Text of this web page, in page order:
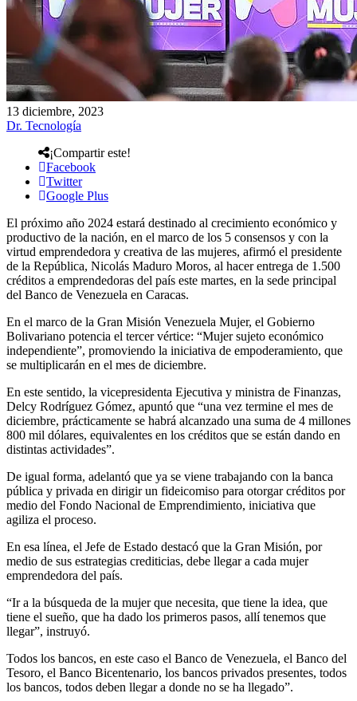
13 diciembre, 2023
Dr. Tecnología
¡Compartir este!
Facebook
Twitter
Google Plus
El próximo año 2024 estará destinado al crecimiento económico y
productivo de la nación, en el marco de los 5 consensos y con la
virtud emprendedora y creativa de las mujeres, afirmó el presidente
de la República, Nicolás Maduro Moros, al hacer entrega de 1.500
créditos a emprendedoras del país este martes, en la sede principal
del Banco de Venezuela en Caracas.
En el marco de la Gran Misión Venezuela Mujer, el Gobierno
Bolivariano potencia el tercer vértice: “Mujer sujeto económico
independiente”, promoviendo la iniciativa de empoderamiento, que
se multiplicarán en el mes de diciembre.
En este sentido, la vicepresidenta Ejecutiva y ministra de Finanzas,
Delcy Rodríguez Gómez, apuntó que “una vez termine el mes de
diciembre, prácticamente se habrá alcanzado una suma de 4 millones
800 mil dólares, equivalentes en los créditos que se están dando en
distintas actividades”.
De igual forma, adelantó que ya se viene trabajando con la banca
pública y privada en dirigir un fideicomiso para otorgar créditos por
medio del Fondo Nacional de Emprendimiento, iniciativa que
agiliza el proceso.
En esa línea, el Jefe de Estado destacó que la Gran Misión, por
medio de sus estrategias crediticias, debe llegar a cada mujer
emprendedora del país.
“Ir a la búsqueda de la mujer que necesita, que tiene la idea, que
tiene el sueño, que ha dado los primeros pasos, allí tenemos que
llegar”, instruyó.
Todos los bancos, en este caso el Banco de Venezuela, el Banco del
Tesoro, el Banco Bicentenario, los bancos privados presentes, todos
los bancos, todos deben llegar a donde no se ha llegado”.